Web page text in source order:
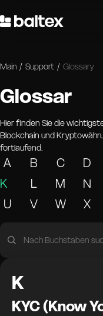
Main / Support / Glossary
Glossar
Hier finden Sie die
Blockchain und
fortlaufend.
A B C D
K
L M N
U
V W X
K
KYC (Know